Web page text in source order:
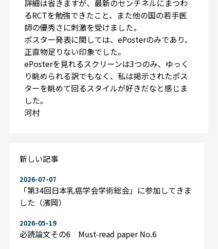
詳細は省きますが、最新のセンチネルにまつわ
るRCTを勉強できたこと、また他の国の若手医
師の優秀さに刺激を受けました。
ポスター発表に関しては、ePosterのみであり、
正直物足りない印象でした。
ePosterを見れるスクリーンは3つのみ、ゆっく
り眺められる訳でもなく、私は掲示されたポス
ターを眺めて回るスタイルが好きだなと感じま
した。
河村
新しい記事
2026-07-07
「第34回日本乳癌学会学術総会」に参加してきま
した（濱岡）
2026-05-19
必読論文その6 Must-read paper No.6